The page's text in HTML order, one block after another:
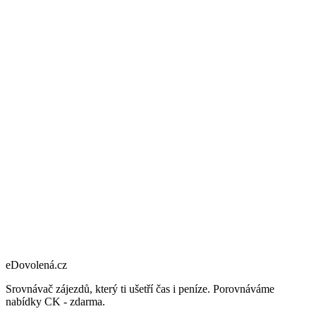
eDovolená.cz
Srovnávač zájezdů, který ti ušetří čas i peníze. Porovnáváme
nabídky CK - zdarma.